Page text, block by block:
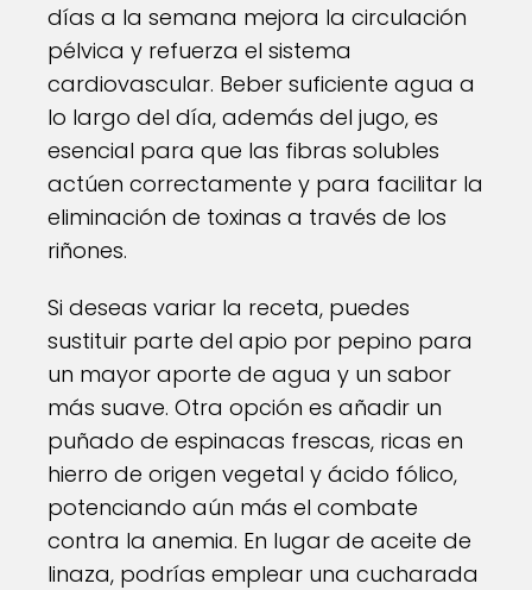
días a la semana mejora la circulación
pélvica y refuerza el sistema
cardiovascular. Beber suficiente agua a
lo largo del día, además del jugo, es
esencial para que las fibras solubles
actúen correctamente y para facilitar la
eliminación de toxinas a través de los
riñones.
Si deseas variar la receta, puedes
sustituir parte del apio por pepino para
un mayor aporte de agua y un sabor
más suave. Otra opción es añadir un
puñado de espinacas frescas, ricas en
hierro de origen vegetal y ácido fólico,
potenciando aún más el combate
contra la anemia. En lugar de aceite de
linaza, podrías emplear una cucharada